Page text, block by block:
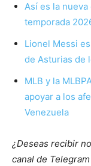
Así es la
temporada
Lionel Messi
de Asturias de
MLB y la
apoyar a los
Venezuela
¿Deseas recibir
canal de